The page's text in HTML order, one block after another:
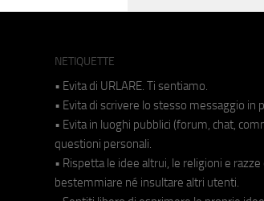
NETIQUETTE
• Evita di URLARE. Ti sentiamo.
• Evita di scrivere lo stesso messaggio in
• Evita in luoghi pubblici (forum, chat,
questioni personali.
• Rispetta le idee altrui, le religioni e
bestemmiare né insultare altri utenti.